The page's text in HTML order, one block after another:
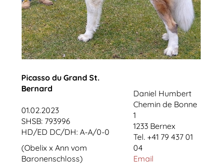
Picasso du Grand St.
Bernard
01.02.2023
SHSB: 793996
HD/ED DC/DH: A-A/0-0
(Obelix x Ann vom
Baronenschloss)
Daniel Humbert
Chemin de Bonne
1
1233 Bernex
Tel. +41 79 437 01
04
Email